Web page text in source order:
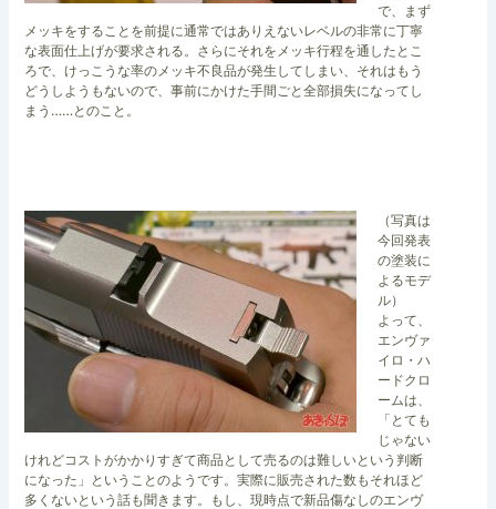
で、まず
メッキをすることを前提に通常ではありえないレベルの非常に丁寧
な表面仕上げが要求される。さらにそれをメッキ行程を通したとこ
ろで、けっこうな率のメッキ不良品が発生してしまい、それはもう
どうしようもないので、事前にかけた手間ごと全部損失になってし
まう……とのこと。
（写真は
今回発表
の塗装に
よるモデ
ル）
よって、
エンヴァ
イロ・ハ
ードクロ
ームは、
「とても
じゃない
けれどコストがかかりすぎて商品として売るのは難しいという判断
になった」ということのようです。実際に販売された数もそれほど
多くないという話も聞きます。もし、現時点で新品傷なしのエンヴ